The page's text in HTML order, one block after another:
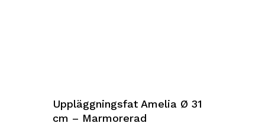
Inga produkter i varukorgen.
Uppläggningsfat Amelia Ø 31
cm – Marmorerad